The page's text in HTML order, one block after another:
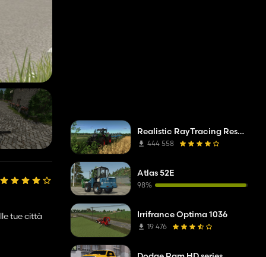
tue città
Realistic RayTracing Reshade Preset
444 558
Atlas 52E
98%
Irrifrance Optima 1036
19 476